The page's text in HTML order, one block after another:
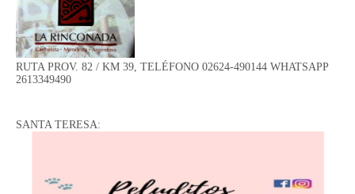
RUTA PROV. 82 / KM 39, TELÉFONO 02624-490144 WHATSAPP
2613349490
SANTA TERESA: